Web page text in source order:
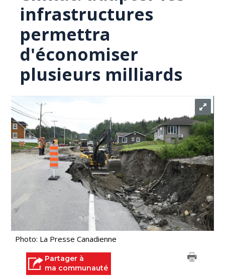
infrastructures
permettra
d'économiser
plusieurs milliards
Photo: La Presse Canadienne
Partager à
ma communauté